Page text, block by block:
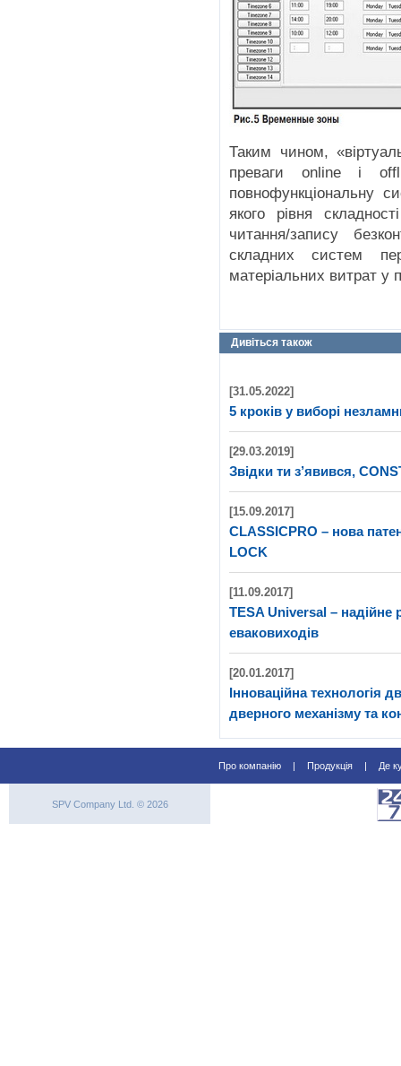
Таким чином,
преваги online і
повнофункціональну
якого рівня
читання/запису
складних систем
матеріальних витрат у
Дивіться також
[31.05.2022]
5 кроків у виборі
[29.03.2019]
Звідки ти з’явився,
[15.09.2017]
CLASSICPRO – нова
LOCK
[11.09.2017]
TESA Universal –
еваковиходів
[20.01.2017]
Інноваційна технологія
дверного механізму та
Про компанію | Продукція | Де
SPV Company Ltd. © 2026